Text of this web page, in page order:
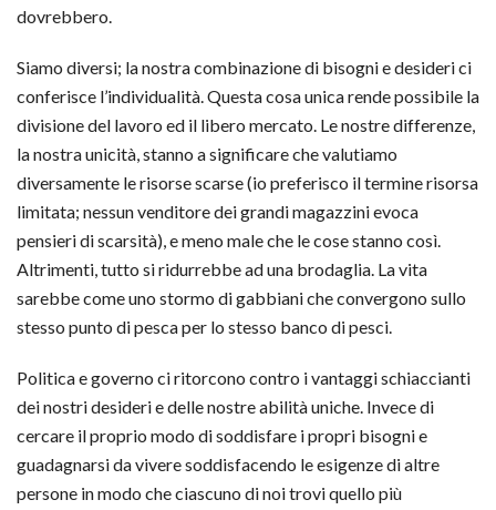
dovrebbero.
Siamo diversi; la nostra combinazione di bisogni e desideri ci
conferisce l’individualità. Questa cosa unica rende possibile la
divisione del lavoro ed il libero mercato. Le nostre differenze,
la nostra unicità, stanno a significare che valutiamo
diversamente le risorse scarse (io preferisco il termine risorsa
limitata; nessun venditore dei grandi magazzini evoca
pensieri di scarsità), e meno male che le cose stanno così.
Altrimenti, tutto si ridurrebbe ad una brodaglia. La vita
sarebbe come uno stormo di gabbiani che convergono sullo
stesso punto di pesca per lo stesso banco di pesci.
Politica e governo ci ritorcono contro i vantaggi schiaccianti
dei nostri desideri e delle nostre abilità uniche. Invece di
cercare il proprio modo di soddisfare i propri bisogni e
guadagnarsi da vivere soddisfacendo le esigenze di altre
persone in modo che ciascuno di noi trovi quello più